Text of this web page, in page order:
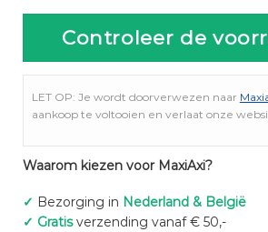
Controleer de
LET OP: Je wordt doorverwezen naar
aankoop te voltooien en verlaat onze
Waarom kiezen voor MaxiAxi?
✓ Bezorging in Nederland & België
✓ Gratisverzending vanaf € 50,-